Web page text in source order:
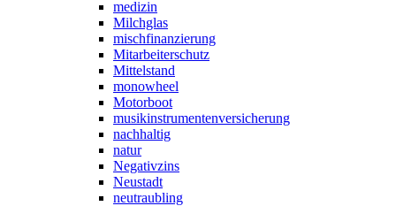
medizin
Milchglas
mischfinanzierung
Mitarbeiterschutz
Mittelstand
monowheel
Motorboot
musikinstrumentenversicherung
nachhaltig
natur
Negativzins
Neustadt
neutraubling